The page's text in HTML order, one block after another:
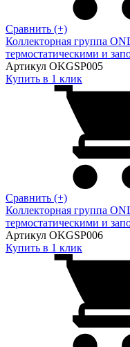
Сравнить (+)
Коллекторная группа
термостатическими и
Артикул OKGSP005
Купить в 1 клик
Сравнить (+)
Коллекторная группа
термостатическими и
Артикул OKGSP006
Купить в 1 клик